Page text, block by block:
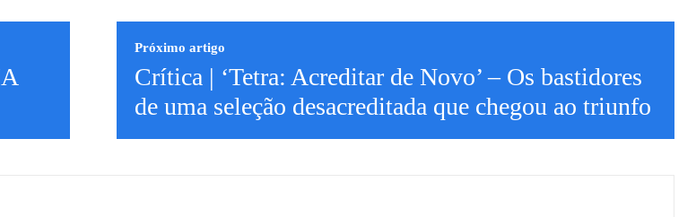
Próximo artigo
Crítica | ‘Tetra: Acreditar de Novo’ – Os bastidores
de uma seleção desacreditada que chegou ao triunfo